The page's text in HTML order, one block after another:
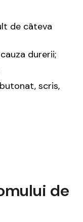
de câteva
durerii;
scris,
de